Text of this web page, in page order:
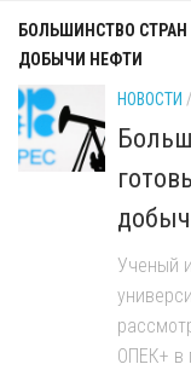
БОЛЬШИНСТВО
ДОБЫЧИ НЕФТИ
НОВОСТИ /
Ученый
ОПЕК+ в